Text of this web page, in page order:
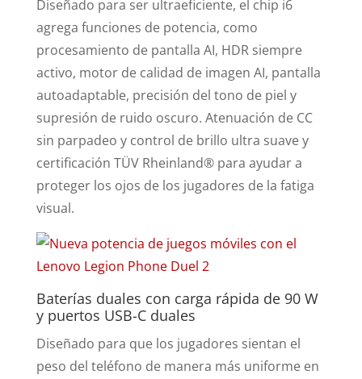
Diseñado para ser ultraeficiente, el chip i6
agrega funciones de potencia, como
procesamiento de pantalla AI, HDR siempre
activo, motor de calidad de imagen AI, pantalla
autoadaptable, precisión del tono de piel y
supresión de ruido oscuro. Atenuación de CC
sin parpadeo y control de brillo ultra suave y
certificación TÜV Rheinland® para ayudar a
proteger los ojos de los jugadores de la fatiga
visual.
Baterías duales con carga rápida de 90 W
y puertos USB-C duales
Diseñado para que los jugadores sientan el
peso del teléfono de manera más uniforme en